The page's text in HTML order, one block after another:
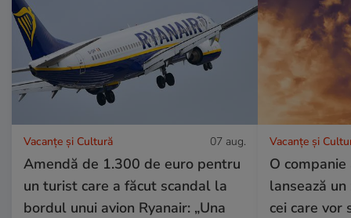
Vacanțe și Cultură 07 aug.
Amendă de 1.300 de euro pentru
un turist care a făcut scandal la
bordul unui avion Ryanair: „Una
Vacanțe și
O
lansează
cei care vor